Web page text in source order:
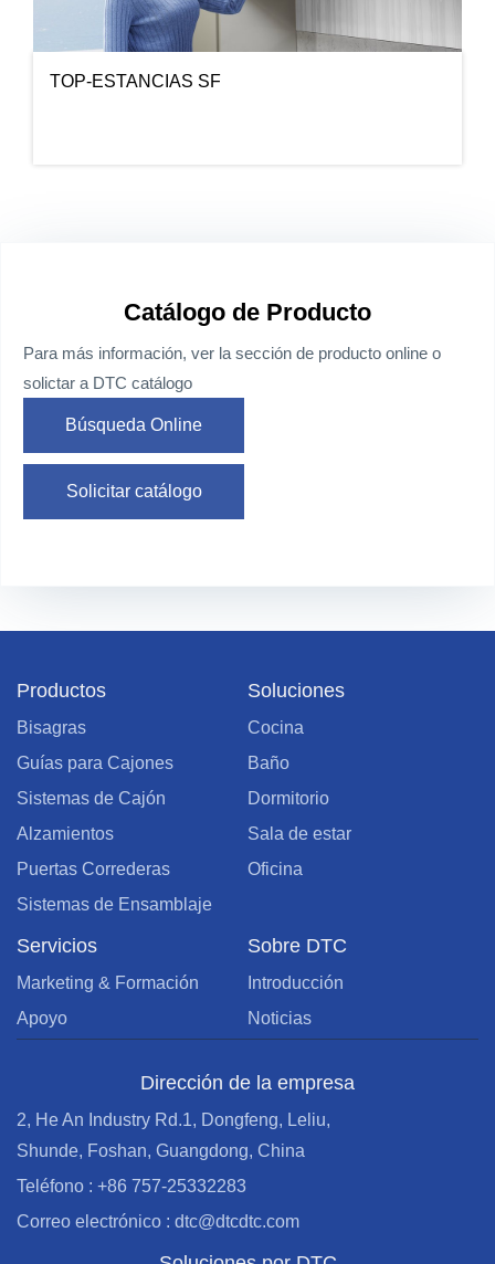
TOP-ESTANCIAS SF
Catálogo de Producto
Para más información, ver la sección de producto online o
solictar a DTC catálogo
Búsqueda Online
Solicitar catálogo
Productos
Bisagras
Guías para Cajones
Sistemas de Cajón
Alzamientos
Puertas Correderas
Sistemas de Ensamblaje
Soluciones
Cocina
Baño
Dormitorio
Sala de estar
Oficina
Servicios
Marketing & Formación
Apoyo
Sobre DTC
Introducción
Noticias
Dirección de la empresa
2, He An Industry Rd.1, Dongfeng, Leliu,
Shunde, Foshan, Guangdong, China
Teléfono : +86 757-25332283
Correo electrónico : dtc@dtcdtc.com